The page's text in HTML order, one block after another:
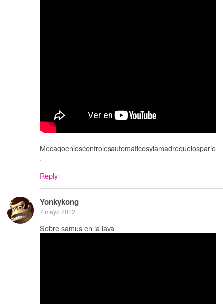
Mecagoenloscontrolesautomaticosylamadrequelospario
.
Reply
Yonkykong
7 mayo 2012
Sobre samus en la lava